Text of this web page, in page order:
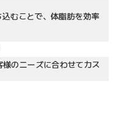
むことで、体脂肪を効率
のニーズに合わせてカス